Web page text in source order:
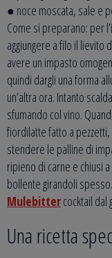
● noce moscata, sale e
Come si preparano: per
aggiungere a filo il lievito
avere un impasto
quindi dargli una forma
un’altra ora. Intanto
sfumando col vino.
fiordilatte fatto a
stendere le palline di
ripieno di carne e chiusi
bollente girandoli
Mulebittercocktail
Una ricetta